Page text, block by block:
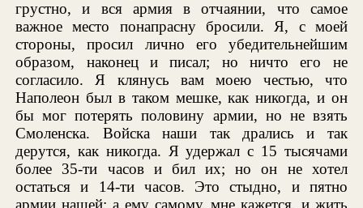
грустно, и вся армия в отчаянии, что самое
важное место понапрасну бросили. Я, с моей
стороны, просил лично его убедительнейшим
образом, наконец и писал; но ничто его не
согласило. Я клянусь вам моею честью, что
Наполеон был в таком мешке, как никогда, и он
бы мог потерять половину армии, но не взять
Смоленска. Войска наши так дрались и так
дерутся, как никогда. Я удержал с 15 тысячами
более 35-ти часов и бил их; но он не хотел
остаться и 14-ти часов. Это стыдно, и пятно
армии нашей; а ему самому, мне кажется, и жить